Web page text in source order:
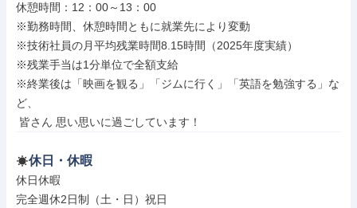
休憩時間：12：00～13：00
※勤務時間、休憩時間ともに就業先により変動
※技術社員の月平均残業時間8.15時間（2025年度実績）
※残業手当は1分単位で全額支給
※終業後は「映画を観る」「ジムに行く」「英語を勉強する」な
ど、
皆さん 思い思いに過ごしています！
休日・休暇
休日休暇
完全週休2日制（土・日）祝日